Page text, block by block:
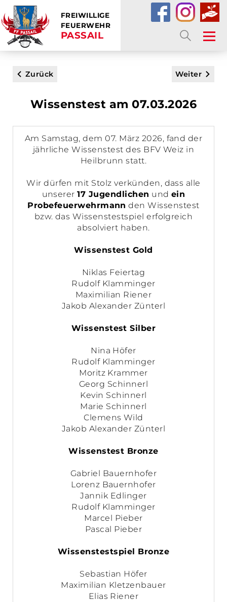
FREIWILLIGE
FEUERWEHR
PASSAIL
Zurück Weiter
Wissenstest am 07.03.2026
Am Samstag, dem 07. März 2026, fand der
jährliche Wissenstest des BFV Weiz in
Heilbrunn statt.
Wir dürfen mit Stolz verkünden, dass alle
unserer17 Jugendlichen und ein
Probefeuerwehrmann den Wissenstest
bzw. das Wissenstestspiel erfolgreich
absolviert haben.
Wissenstest Gold
Niklas Feiertag
Rudolf Klamminger
Maximilian Riener
Jakob Alexander Zünterl
Wissenstest Silber
Nina Höfer
Rudolf Klamminger
Moritz Krammer
Georg Schinnerl
Kevin Schinnerl
Marie Schinnerl
Clemens Wild
Jakob Alexander Zünterl
Wissenstest Bronze
Gabriel Bauernhofer
Lorenz Bauernhofer
Jannik Edlinger
Rudolf Klamminger
Marcel Pieber
Pascal Pieber
Wissenstestspiel Bronze
Sebastian Höfer
Maximilian Kletzenbauer
Elias Riener